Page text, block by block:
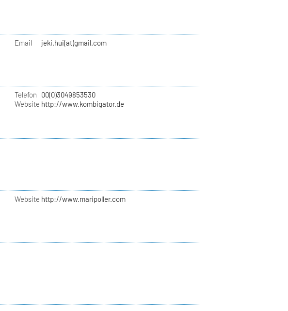
Email jeki.hui(at)gmail.com
Telefon
00(0)3049853530
Website http://www.kombigator.de
Website http://www.maripoller.com